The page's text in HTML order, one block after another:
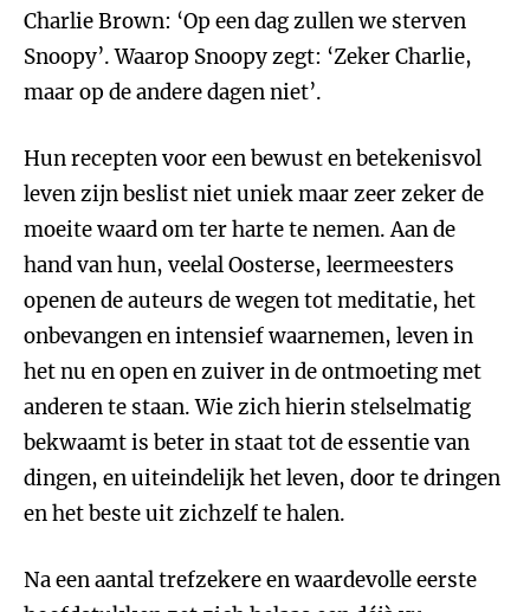
Charlie Brown: ‘Op een dag zullen we sterven
Snoopy’. Waarop Snoopy zegt: ‘Zeker Charlie,
maar op de andere dagen niet’.
Hun recepten voor een bewust en betekenisvol
leven zijn beslist niet uniek maar zeer zeker de
moeite waard om ter harte te nemen. Aan de
hand van hun, veelal Oosterse, leermeesters
openen de auteurs de wegen tot meditatie, het
onbevangen en intensief waarnemen, leven in
het nu en open en zuiver in de ontmoeting met
anderen te staan. Wie zich hierin stelselmatig
bekwaamt is beter in staat tot de essentie van
dingen, en uiteindelijk het leven, door te dringen
en het beste uit zichzelf te halen.
Na een aantal trefzekere en waardevolle eerste